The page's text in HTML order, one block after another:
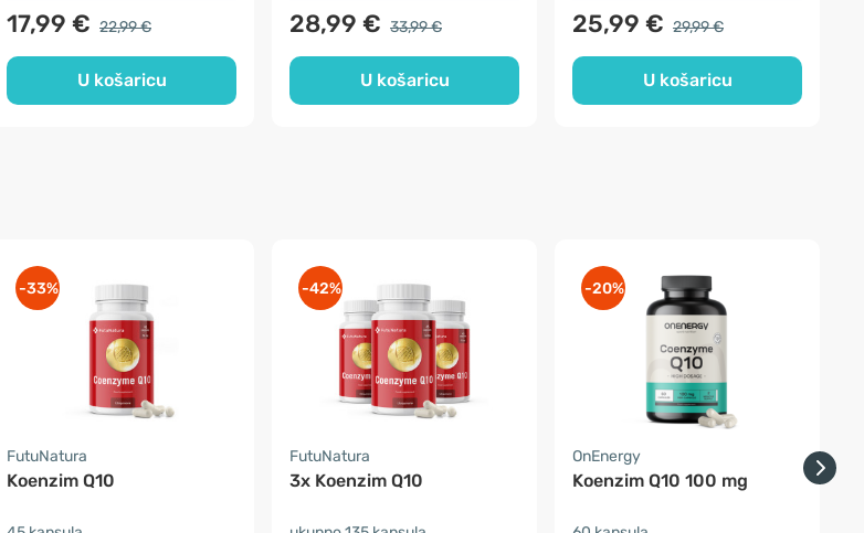
17,99 € 22,99 €
U košaricu
28,99 € 33,99 €
U košaricu
25,99 € 29,99 €
U košaricu
-33%
FutuNatura
Koenzim Q10
-42%
FutuNatura
3x Koenzim Q10
-20%
OnEnergy
Koenzim Q10 100 mg